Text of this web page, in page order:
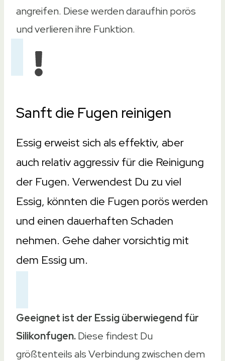
angreifen. Diese werden daraufhin porös
und verlieren ihre Funktion.
Sanft die Fugen reinigen
Essig erweist sich als effektiv, aber
auch relativ aggressiv für die Reinigung
der Fugen. Verwendest Du zu viel
Essig, könnten die Fugen porös werden
und einen dauerhaften Schaden
nehmen. Gehe daher vorsichtig mit
dem Essig um.
Geeignet ist der Essig überwiegend für
Silikonfugen.Diese findest Du
größtenteils als Verbindung zwischen dem